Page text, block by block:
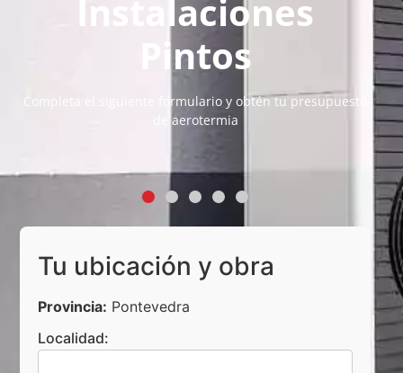
Instalaciones
Pintos
Completa el siguiente formulario y obtén tu presupuesto
de aerotermia
Tu ubicación y obra
Provincia: Pontevedra
Localidad: